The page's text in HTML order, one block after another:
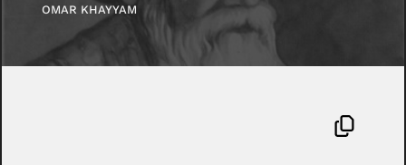
OMAR KHAYYAM